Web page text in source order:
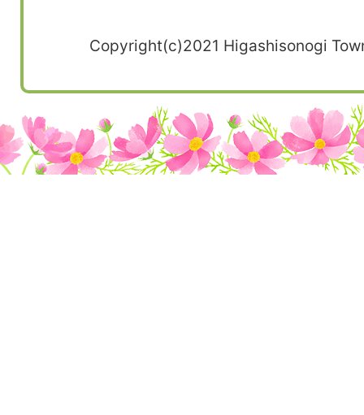
Copyright(c)2021 Higashisonogi